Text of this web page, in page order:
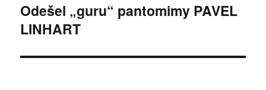
Následující
příspěvek:
Odešel „guru“ pantomimy PAVEL
LINHART